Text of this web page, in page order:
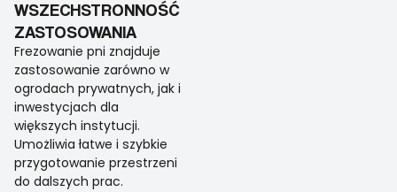
WSZECHSTRONNOŚĆ
ZASTOSOWANIA
Frezowanie pni znajduje
zastosowanie zarówno w
ogrodach prywatnych, jak i
inwestycjach dla
większych instytucji.
Umożliwia łatwe i szybkie
przygotowanie przestrzeni
do dalszych prac.